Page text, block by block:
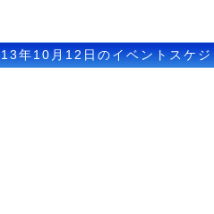
年10月12日のイベントスケジ